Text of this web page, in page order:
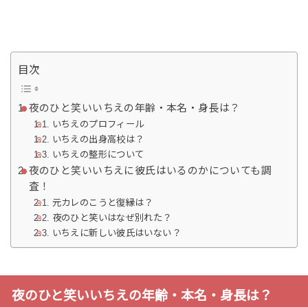
目次
夜のひと笑いいちえの年齢・本名・身長は？
いちえのプロフィール
いちえの出身高校は？
いちえの整形について
夜のひと笑いいちえに彼氏はいるのかについても調
査！
元カレのこうと復縁は？
夜のひと笑いはなぜ別れた？
いちえに新しい彼氏はいない？
夜のひと笑いいちえの年齢・本名・身長は？